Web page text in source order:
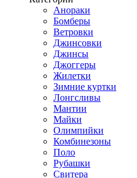
Анораки
Бомберы
Ветровки
Джинсовки
Джинсы
Джоггеры
Жилетки
Зимние куртки
Лонгсливы
Мантии
Майки
Олимпийки
Комбинезоны
Поло
Рубашки
Свитера